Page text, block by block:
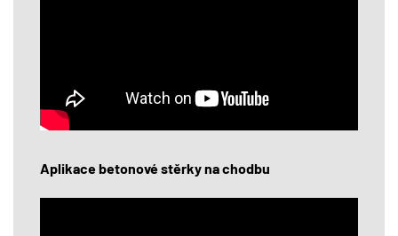
Aplikace betonové stěrky na chodbu